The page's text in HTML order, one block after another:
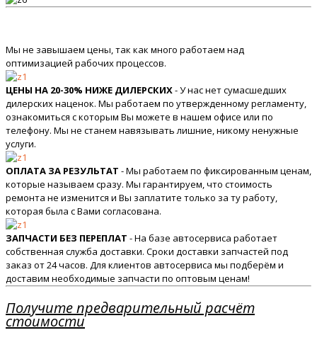
Мы не завышаем цены, так как много работаем над
оптимизацией рабочих процессов.
ЦЕНЫ НА 20-30% НИЖЕ ДИЛЕРСКИХ- У нас нет сумасшедших
дилерских наценок. Мы работаем по утвержденному регламенту,
ознакомиться с которым Вы можете в нашем офисе или по
телефону. Мы не станем навязывать лишние, никому ненужные
услуги.
ОПЛАТА ЗА РЕЗУЛЬТАТ - Мы работаем по фиксированным ценам,
которые называем сразу. Мы гарантируем, что стоимость
ремонта не изменится и Вы заплатите только за ту работу,
которая была с Вами согласована.
ЗАПЧАСТИ БЕЗ ПЕРЕПЛАТ - На базе автосервиса работает
собственная служба доставки. Сроки доставки запчастей под
заказ от 24 часов. Для клиентов автосервиса мы подберём и
доставим необходимые запчасти по оптовым ценам!
Получите предварительный расчёт
стоимости